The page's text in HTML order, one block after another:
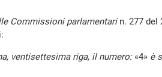
Commissioni parlamentarin. 277 del
ventisettesima riga, il numero:«4» è